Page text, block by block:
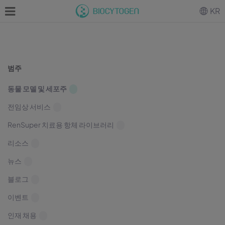
범주
동물 모델 및 세포주
전임상 서비스
RenSuper 치료용 항체 라이브러리
리소스
뉴스
블로그
이벤트
인재 채용
KR